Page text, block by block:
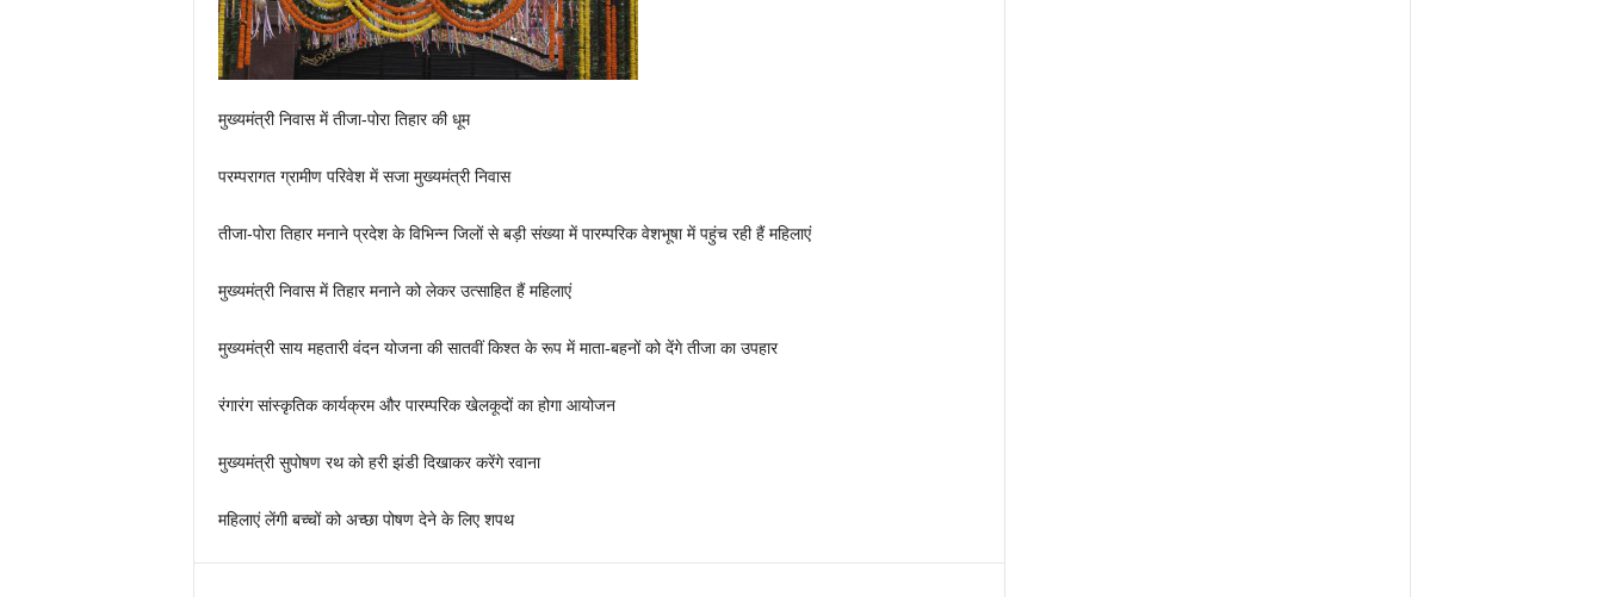
मुख्यमंत्री निवास में तीजा-पोरा तिहार की धूम
परम्परागत ग्रामीण परिवेश में सजा मुख्यमंत्री निवास
तीजा-पोरा तिहार मनाने प्रदेश के विभिन्न जिलों से बड़ी संख्या में पारम्परिक वेशभूषा में पहुंच रही हैं महिलाएं
मुख्यमंत्री निवास में तिहार मनाने को लेकर उत्साहित हैं महिलाएं
मुख्यमंत्री साय महतारी वंदन योजना की सातवीं किश्त के रूप में माता-बहनों को देंगे तीजा का उपहार
रंगारंग सांस्कृतिक कार्यक्रम और पारम्परिक खेलकूदों का होगा आयोजन
मुख्यमंत्री सुपोषण रथ को हरी झंडी दिखाकर करेंगे रवाना
महिलाएं लेंगी बच्चों को अच्छा पोषण देने के लिए शपथ